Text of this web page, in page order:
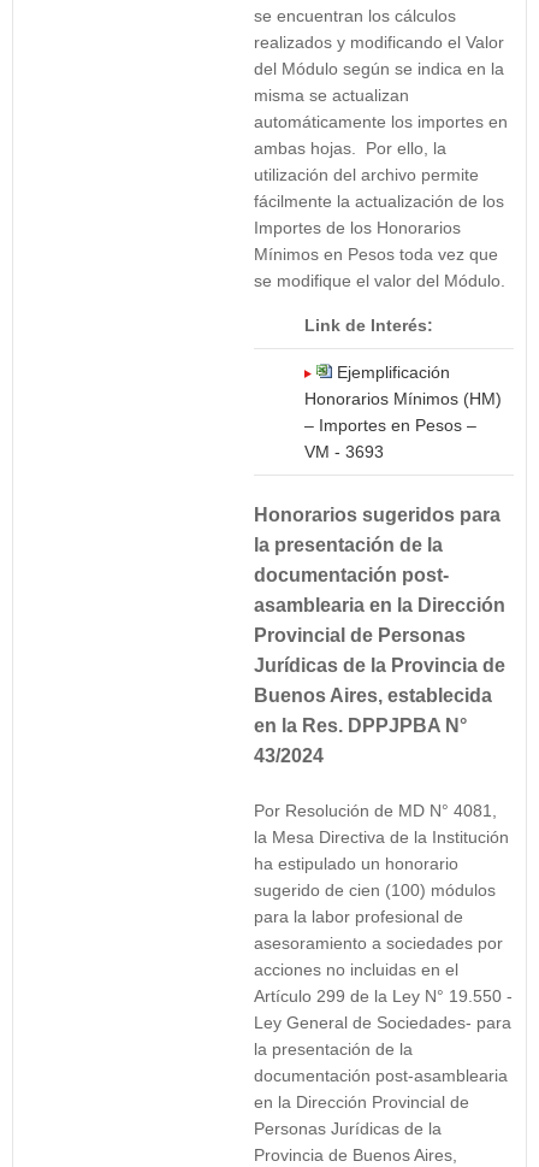
se encuentran los cálculos
realizados y modificando el Valor
del Módulo según se indica en la
misma se actualizan
automáticamente los importes en
ambas hojas. Por ello, la
utilización del archivo permite
fácilmente la actualización de los
Importes de los Honorarios
Mínimos en Pesos toda vez que
se modifique el valor del Módulo.
Link de Interés:
Ejemplificación
Honorarios Mínimos (HM)
– Importes en Pesos –
VM - 3693
Honorarios sugeridos para
la presentación de la
documentación post-
asamblearia en la Dirección
Provincial de Personas
Jurídicas de la Provincia de
Buenos Aires, establecida
en la Res. DPPJPBA N°
43/2024
Por Resolución de MD N° 4081,
la Mesa Directiva de la Institución
ha estipulado un honorario
sugerido de cien (100) módulos
para la labor profesional de
asesoramiento a sociedades por
acciones no incluidas en el
Artículo 299 de la Ley N° 19.550 -
Ley General de Sociedades- para
la presentación de la
documentación post-asamblearia
en la Dirección Provincial de
Personas Jurídicas de la
Provincia de Buenos Aires,